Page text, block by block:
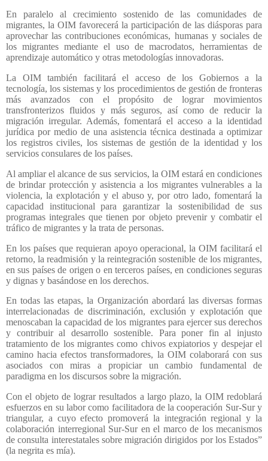
En paralelo al crecimiento sostenido de las comunidades de
migrantes, la OIM favorecerá la participación de las diásporas para
aprovechar las contribuciones económicas, humanas y sociales de
los migrantes mediante el uso de macrodatos, herramientas de
aprendizaje automático y otras metodologías innovadoras.
La OIM también facilitará el acceso de los Gobiernos a la
tecnología, los sistemas y los procedimientos de gestión de fronteras
más avanzados con el propósito de lograr movimientos
transfronterizos fluidos y más seguros, así como de reducir la
migración irregular. Además, fomentará el acceso a la identidad
jurídica por medio de una asistencia técnica destinada a optimizar
los registros civiles, los sistemas de gestión de la identidad y los
servicios consulares de los países.
Al ampliar el alcance de sus servicios, la OIM estará en condiciones
de brindar protección y asistencia a los migrantes vulnerables a la
violencia, la explotación y el abuso y, por otro lado, fomentará la
capacidad institucional para garantizar la sostenibilidad de sus
programas integrales que tienen por objeto prevenir y combatir el
tráfico de migrantes y la trata de personas.
En los países que requieran apoyo operacional, la OIM facilitará el
retorno, la readmisión y la reintegración sostenible de los migrantes,
en sus países de origen o en terceros países, en condiciones seguras
y dignas y basándose en los derechos.
En todas las etapas, la Organización abordará las diversas formas
interrelacionadas de discriminación, exclusión y explotación que
menoscaban la capacidad de los migrantes para ejercer sus derechos
y contribuir al desarrollo sostenible. Para poner fin al injusto
tratamiento de los migrantes como chivos expiatorios y despejar el
camino hacia efectos transformadores, la OIM colaborará con sus
asociados con miras a propiciar un cambio fundamental de
paradigma en los discursos sobre la migración.
Con el objeto de lograr resultados a largo plazo, la OIM redoblará
esfuerzos en su labor como facilitadora de la cooperación Sur-Sur y
triangular, a cuyo efecto promoverá la integración regional y la
colaboración interregional Sur-Sur en el marco de los mecanismos
de consulta interestatales sobre migración dirigidos por los Estados”
(la negrita es mía).